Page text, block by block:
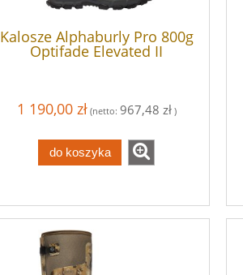
Kalosze Alphaburly Pro 800g
Optifade Elevated II
1 190,00 zł (netto: 967,48 zł)
do koszyka